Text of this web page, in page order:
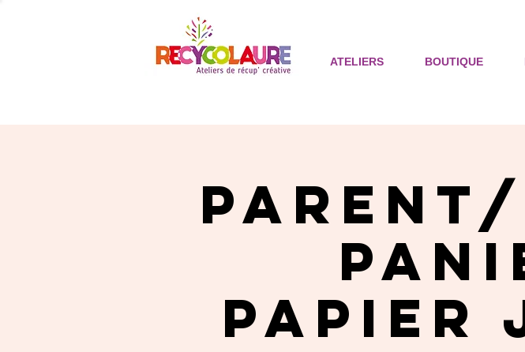
ATELIERS BOUTIQUE
papier